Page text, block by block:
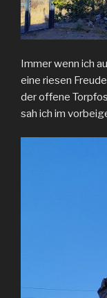
Immer wenn ich
eine riesen
der offene
sah ich im